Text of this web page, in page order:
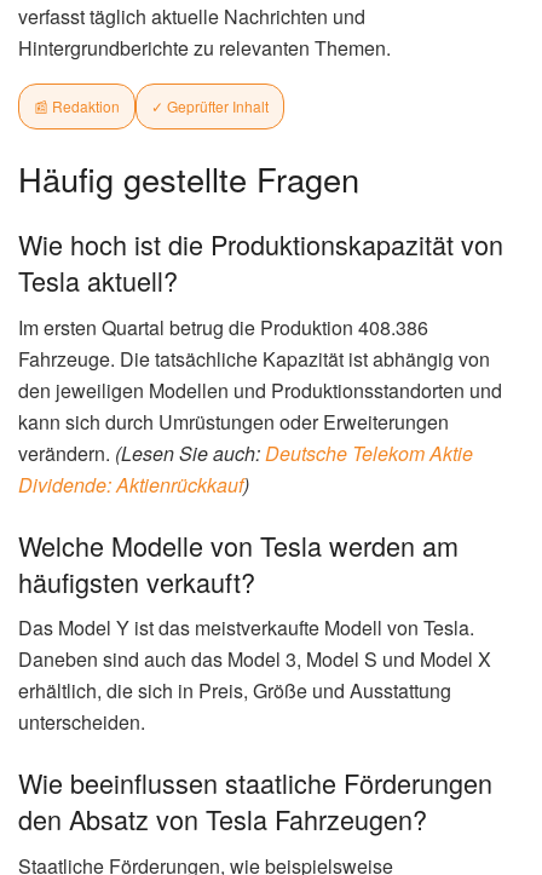
verfasst täglich aktuelle Nachrichten und
Hintergrundberichte zu relevanten Themen.
📰 Redaktion ✓ Geprüfter Inhalt
Häufig gestellte Fragen
Wie hoch ist die Produktionskapazität von
Tesla aktuell?
Im ersten Quartal betrug die Produktion 408.386
Fahrzeuge. Die tatsächliche Kapazität ist abhängig von
den jeweiligen Modellen und Produktionsstandorten und
kann sich durch Umrüstungen oder Erweiterungen
verändern. (Lesen Sie auch:Deutsche Telekom Aktie
Dividende: Aktienrückkauf)
Welche Modelle von Tesla werden am
häufigsten verkauft?
Das Model Y ist das meistverkaufte Modell von Tesla.
Daneben sind auch das Model 3, Model S und Model X
erhältlich, die sich in Preis, Größe und Ausstattung
unterscheiden.
Wie beeinflussen staatliche Förderungen
den Absatz von Tesla Fahrzeugen?
Staatliche Förderungen, wie beispielsweise